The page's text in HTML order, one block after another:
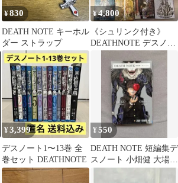
¥830
DEATH NOTE キーホル
ダー ストラップ
¥4,800
《シュリンク付き》
DEATHNOTE デスノー
¥3,399
デスノート1〜13巻 全
巻セット DEATHNOTE
¥550
DEATH NOTE 短編集デ
スノート 小畑健 大場つ